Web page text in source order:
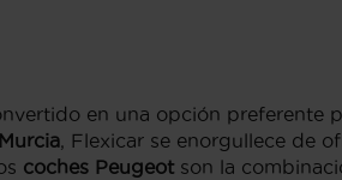
en una opción preferente
, Flexicar se enorgullece de
coches Peugeot son la